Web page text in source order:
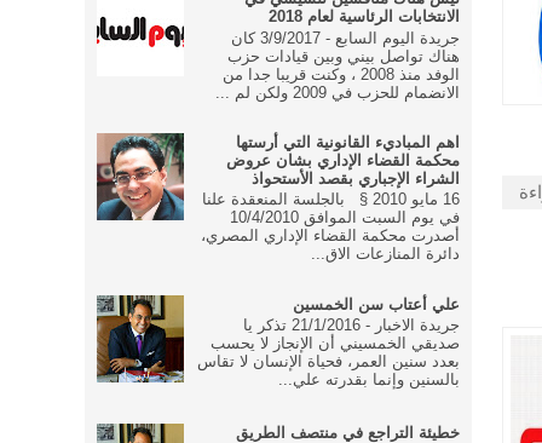
الانتخابات الرئاسية لعام 2018
جريدة اليوم السابع - 3/9/2017 كان
هناك تواصل بيني وبين قيادات حزب
الوفد منذ 2008 ، وكنت قريبا جدا من
الانضمام للحزب في 2009 ولكن لم ...
اهم المباديء القانونية التي أرستها
محكمة القضاء الإداري بشان عروض
الشراء الإجباري بقصد الأستحواذ
16 مايو 2010 § بالجلسة المنعقدة علنا
في يوم السبت الموافق 10/4/2010
أصدرت محكمة القضاء الإداري المصري،
دائرة المنازعات الاق...
علي أعتاب سن الخمسين
جريدة الاخبار - 21/1/2016 تذكر يا
صديقي الخمسيني أن الإنجاز لا يحسب
بعدد سنين العمر، فحياة الإنسان لا تقاس
بالسنين وإنما بقدرته علي...
خطيئة التراجع في منتصف الطريق